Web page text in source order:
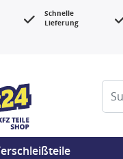
Schnelle
Lieferung